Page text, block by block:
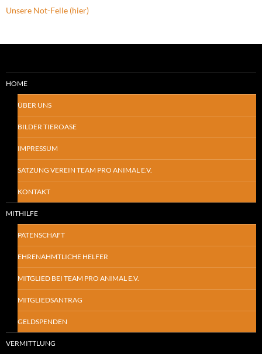
Unsere Not-Felle (hier)
HOME
ÜBER UNS
BILDER TIEROASE
IMPRESSUM
SATZUNG VEREIN TEAM PRO ANIMAL E.V.
KONTAKT
MITHILFE
PATENSCHAFT
EHRENAHMTLICHE HELFER
MITGLIED BEI TEAM PRO ANIMAL E.V.
MITGLIEDSANTRAG
GELDSPENDEN
VERMITTLUNG